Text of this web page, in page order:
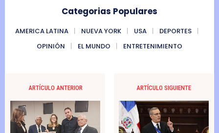
Categorias Populares
AMERICA LATINA NUEVA YORK USA
DEPORTES
OPINIÓN
EL MUNDO ENTRETENIMIENTO
ARTÍCULO ANTERIOR ARTÍCULO SIGUIENTE